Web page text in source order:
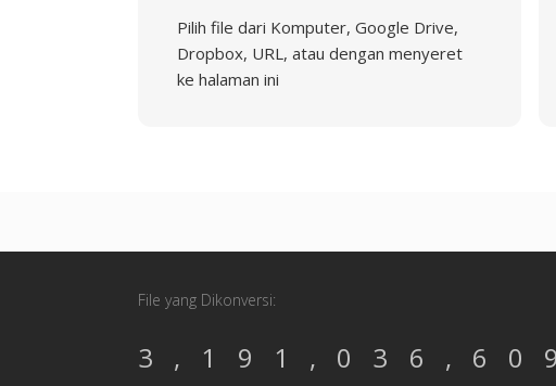
Pilih file dari Komputer, Google Drive,
Dropbox, URL, atau dengan menyeret
ke halaman ini
File yang Dikonversi: